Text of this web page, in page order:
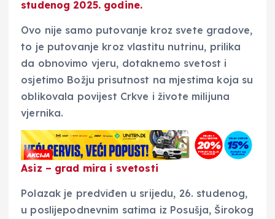
studenog 2025. godine.
Ovo nije samo putovanje kroz svete gradove,
to je putovanje kroz vlastitu nutrinu, prilika
da obnovimo vjeru, dotaknemo svetost i
osjetimo Božju prisutnost na mjestima koja su
oblikovala povijest Crkve i živote milijuna
vjernika.
Asiz – grad mira i svetosti
Polazak je predviđen u srijedu, 26. studenog,
u poslijepodnevnim satima iz Posušja, Širokog